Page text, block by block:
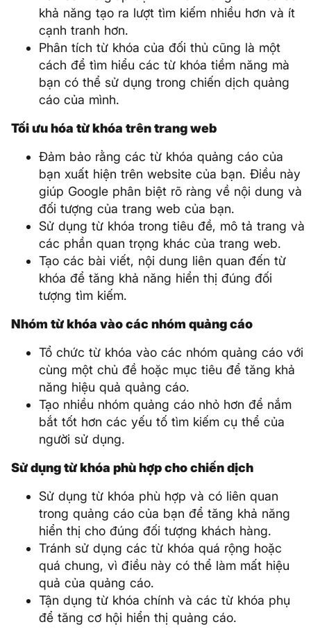
khả năng tạo ra lượt tìm kiếm nhiều hơn và ít
cạnh tranh hơn.
Phân tích từ khóa của đối thủ cũng là một
cách để tìm hiểu các từ khóa tiềm năng mà
bạn có thể sử dụng trong chiến dịch quảng
cáo của mình.
Tối ưu hóa từ khóa trên trang web
Đảm bảo rằng các từ khóa quảng cáo của
bạn xuất hiện trên website của bạn. Điều này
giúp Google phân biệt rõ ràng về nội dung và
đối tượng của trang web của bạn.
Sử dụng từ khóa trong tiêu đề, mô tả trang và
các phần quan trọng khác của trang web.
Tạo các bài viết, nội dung liên quan đến từ
khóa để tăng khả năng hiển thị đúng đối
tượng tìm kiếm.
Nhóm từ khóa vào các nhóm quảng cáo
Tổ chức từ khóa vào các nhóm quảng cáo với
cùng một chủ đề hoặc mục tiêu để tăng khả
năng hiệu quả quảng cáo.
Tạo nhiều nhóm quảng cáo nhỏ hơn để nắm
bắt tốt hơn các yếu tố tìm kiếm cụ thể của
người sử dụng.
Sử dụng từ khóa phù hợp cho chiến dịch
Sử dụng từ khóa phù hợp và có liên quan
trong quảng cáo của bạn để tăng khả năng
hiển thị cho đúng đối tượng khách hàng.
Tránh sử dụng các từ khóa quá rộng hoặc
quá chung, vì điều này có thể làm mất hiệu
quả của quảng cáo.
Tận dụng từ khóa chính và các từ khóa phụ
để tăng cơ hội hiển thị quảng cáo.